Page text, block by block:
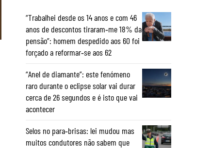
“Trabalhei desde os 14 anos e com 46
anos de descontos tiraram‑me 18% da
pensão”: homem despedido aos 60 foi
forçado a reformar‑se aos 62
“Anel de diamante”: este fenómeno
raro durante o eclipse solar vai durar
cerca de 26 segundos e é isto que vai
acontecer
Selos no para‑brisas: lei mudou mas
muitos condutores não sabem que